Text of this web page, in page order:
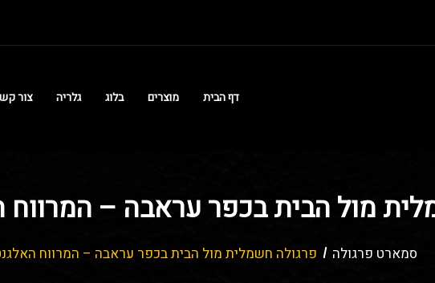
דף הבית מוצרים בלוג גלריה צור
מול הבית בכפר עראבה – המרווח
סמארט פרגולה פרגולה חשמלית מול הבית בכפר עראבה – המרווח